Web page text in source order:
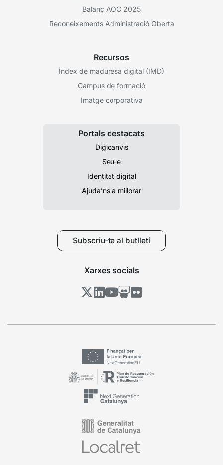
Balanç AOC 2025
Reconeixements Administració Oberta
Recursos
Índex de maduresa digital (IMD)
Campus de formació
Imatge corporativa
Portals destacats
Digicanvis
Seu-e
Identitat digital
Ajuda’ns a millorar
Subscriu-te al butlletí
Xarxes socials